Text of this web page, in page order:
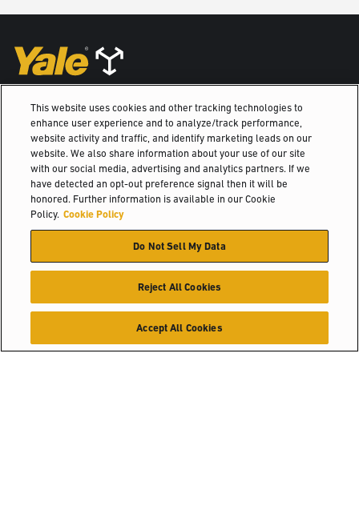
Contatti
Trova un concessionario
Discover
Chi siamo
Hyster-Yale Materials Handling (HYMH)
Blog
This website uses cookies and other tracking technologies to
enhance user experience and to analyze/track performance,
website activity and traffic, and identify marketing leads on our
website. We also share information about your use of our site
with our social media, advertising and analytics partners. If we
have detected an opt-out preference signal then it will be
honored. Further information is available in our Cookie
Policy. Cookie Policy
Do Not Sell My Data
Reject All Cookies
Accept All Cookies